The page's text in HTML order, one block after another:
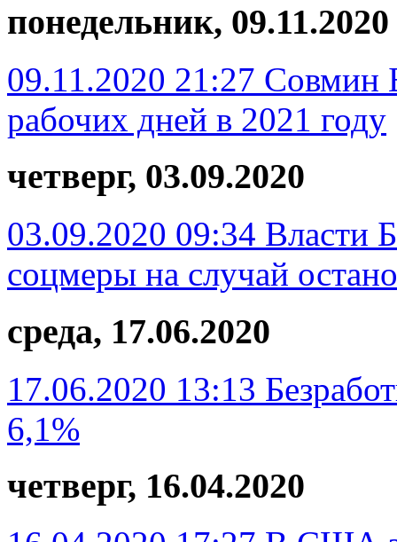
понедельник, 09.11.2020
09.11.2020 21:27 Совмин
рабочих дней в 2021 году
четверг, 03.09.2020
03.09.2020 09:34 Власти
соцмеры на случай
среда, 17.06.2020
17.06.2020 13:13
6,1%
четверг, 16.04.2020